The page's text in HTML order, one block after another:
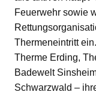
Feuerwehr sowie
Thermeneintritt
Therme Erding,
Badewelt
Schwarzwald –